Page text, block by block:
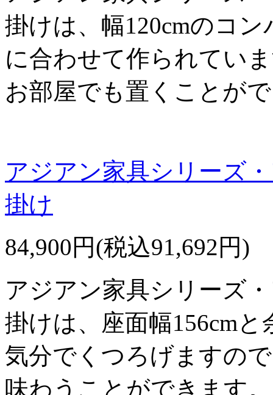
掛けは、幅120cmのコ
に合わせて作られてい
お部屋でも置くことが
アジアン家具シリーズ
掛け
84,900円(税込91,692円)
アジアン家具シリーズ
掛けは、座面幅156cm
気分でくつろげますの
味わうことができます。